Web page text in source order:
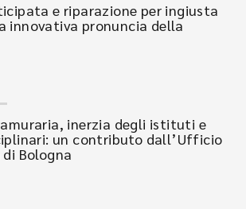
e riparazione per ingiusta
innovativa pronuncia della
inerzia degli istituti e
un contributo dall’Ufficio
Bologna